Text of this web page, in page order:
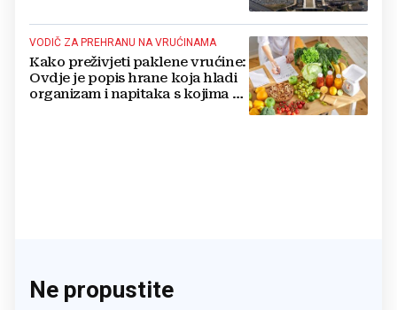
VODIČ ZA PREHRANU NA VRUĆINAMA
Kako preživjeti paklene vrućine:
Ovdje je popis hrane koja hladi
organizam i napitaka s kojima si
Ne propustite